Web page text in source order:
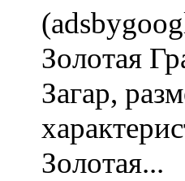
Золотая
Загар,
Золотая...